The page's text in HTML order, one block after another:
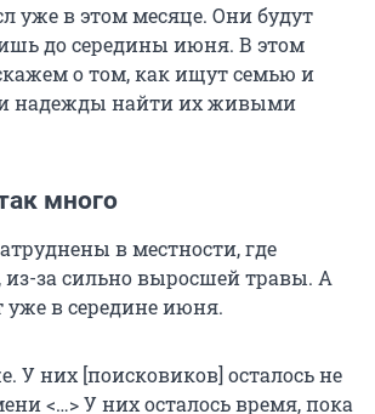
уже в этом месяце. Они будут
до середины июня. В этом
о том, как ищут семью и
надежды найти их живыми
много
в местности, где
из-за сильно выросшей травы. А
уже в середине июня.
У них [поисковиков] осталось не
<…> У них осталось время, пока